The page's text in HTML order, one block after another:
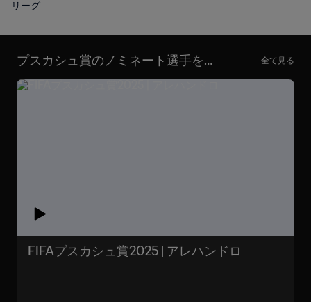
リーグ
プスカシュ賞のノミネート選手を見
る
全て見る
FIFAプスカシュ賞2025 | アレハンドロ